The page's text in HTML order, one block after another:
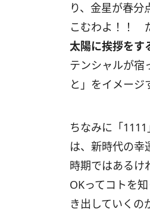
り、金星が春分
こむわよ！！
太陽に挨拶をす
テンシャルが宿
と」をイメー
ちなみに「1111
は、新時代の幸
時期ではあるけ
OKってコトを
き出していくの